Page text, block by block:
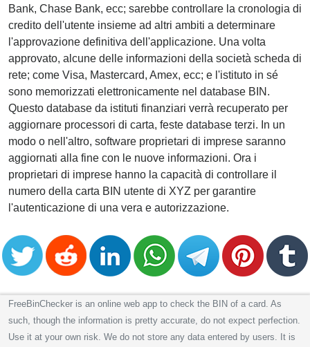
Bank, Chase Bank, ecc; sarebbe controllare la cronologia di
credito dell'utente insieme ad altri ambiti a determinare
l'approvazione definitiva dell'applicazione. Una volta
approvato, alcune delle informazioni della società scheda di
rete; come Visa, Mastercard, Amex, ecc; e l'istituto in sé
sono memorizzati elettronicamente nel database BIN.
Questo database da istituti finanziari verrà recuperato per
aggiornare processori di carta, feste database terzi. In un
modo o nell'altro, software proprietari di imprese saranno
aggiornati alla fine con le nuove informazioni. Ora i
proprietari di imprese hanno la capacità di controllare il
numero della carta BIN utente di XYZ per garantire
l'autenticazione di una vera e autorizzazione.
FreeBinChecker is an online web app to check the BIN of a card. As
such, though the information is pretty accurate, do not expect perfection.
Use it at your own risk. We do not store any data entered by users. It is